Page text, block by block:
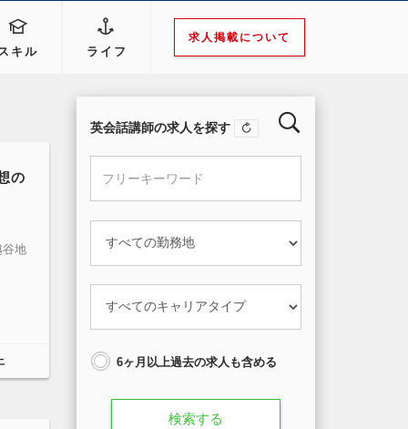
キル ライフ
求人掲載について
の
谷地
英会話講師の求人を探す
6ヶ月以上過去の求人も含める
検索する